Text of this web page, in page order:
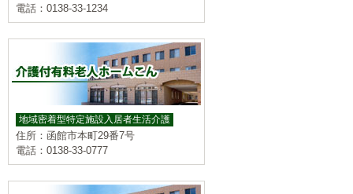
電話：0138-33-1234
地域密着型特定施設入居者生活介護
住所：函館市本町29番7号
電話：0138-33-0777